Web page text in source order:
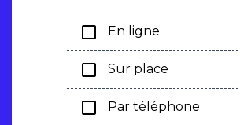
check_box_outline_blank En ligne
check_box_outline_blank Sur place
check_box_outline_blank Par téléphone